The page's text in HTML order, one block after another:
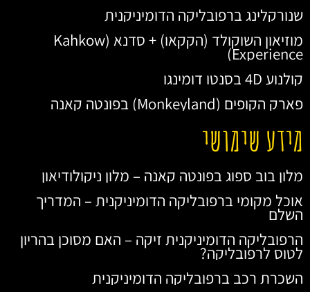
שנורקלינג ברפובליקה הדומיניקנית
מוזיאון השוקולד (הקקאו) + סדנא (Kahkow
Experience)
קולנוע 4D בסנטו דומינגו
פארק הקופים (Monkeyland) בפונטה קאנה
מידע שימושי
מלון בוב ספוג בפונטה קאנה – מלון ניקולודיאון
אוכל מקומי ברפובליקה הדומיניקנית – המדריך
השלם
הרפובליקה הדומיניקנית זיקה – האם מסוכן בהריון
לטוס לרפובליקה?
השכרת רכב ברפובליקה הדומיניקנית